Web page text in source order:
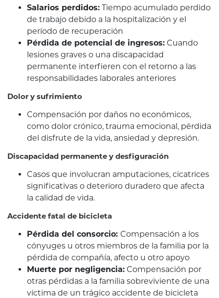
Salarios perdidos: Tiempo acumulado perdido
de trabajo debido a la hospitalización y el
período de recuperación
Pérdida de potencial de ingresos: Cuando
lesiones graves o una discapacidad
permanente interfieren con el retorno a las
responsabilidades laborales anteriores
Dolor y sufrimiento
Compensación por daños no económicos,
como dolor crónico, trauma emocional, pérdida
del disfrute de la vida, ansiedad y depresión.
Discapacidad permanente y desfiguración
Casos que involucran amputaciones, cicatrices
significativas o deterioro duradero que afecta
la calidad de vida.
Accidente fatal de bicicleta
Pérdida del consorcio: Compensación a los
cónyuges u otros miembros de la familia por la
pérdida de compañía, afecto u otro apoyo
Muerte por negligencia: Compensación por
otras pérdidas a la familia sobreviviente de una
víctima de un trágico accidente de bicicleta